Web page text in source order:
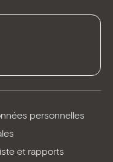
personnelles
et rapports